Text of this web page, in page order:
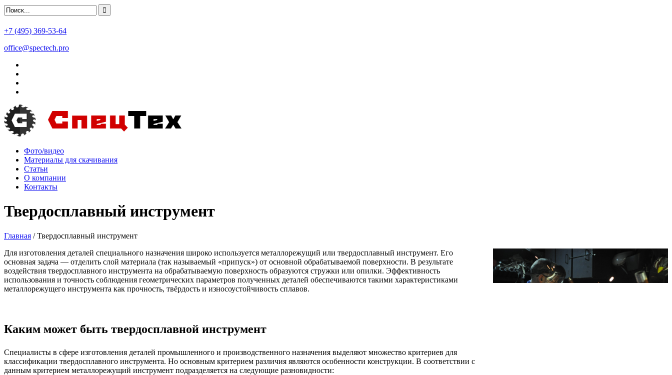
+7 (495) 369-53-64
office@spectech.pro
Фото/видео
Материалы для скачивания
Статьи
О компании
Контакты
Твердосплавный инструмент
Главная /Твердосплавный инструмент
Для изготовления деталей специального назначения широко используется металлорежущий или твердосплавный инструмент. Его
основная задача — отделить слой материала (так называемый «припуск») от основной обрабатываемой поверхности. В результате
воздействия твердосплавного инструмента на обрабатываемую поверхность образуются стружки или опилки. Эффективность
использования и точность соблюдения геометрических параметров полученных деталей обеспечиваются такими характеристиками
металлорежущего инструмента как прочность, твёрдость и износоустойчивость сплавов.
Каким может быть твердосплавной инструмент
Специалисты в сфере изготовления деталей промышленного и производственного назначения выделяют множество критериев для
классификации твердосплавного инструмента. Но основным критерием различия являются особенности конструкции. В соответствии с
данным критерием металлорежущий инструмент подразделяется на следующие разновидности: